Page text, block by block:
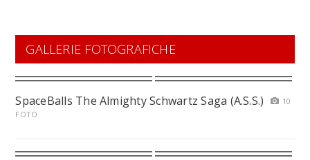
GALLERIE FOTOGRAFICHE
SpaceBalls The Almighty Schwartz Saga (A.S.S.)
10
FOTO